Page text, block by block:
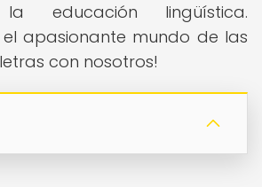
la educación lingüística.
el apasionante mundo de las
con nosotros!